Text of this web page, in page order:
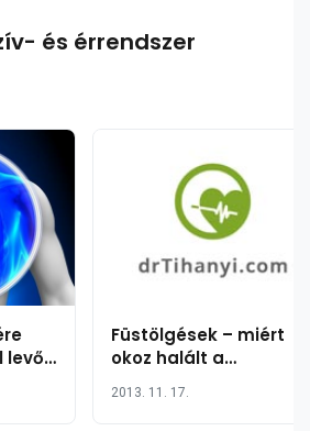
és érrendszer
levő
Füstölgések – miért
okoz halált a
2013. 11. 17.